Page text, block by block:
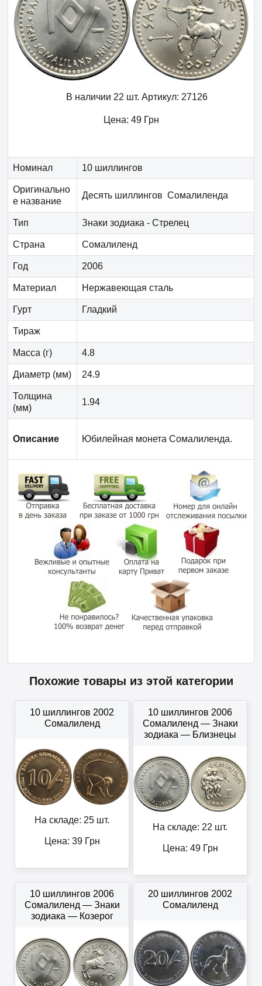
В наличии 22 шт. Артикул: 27126
Цена: 49 Грн
Номинал 10 шиллингов
Оригинально
е название
Десять шиллингов Сомалиленда
Тип Знаки зодиака - Стрелец
Страна Сомалиленд
Год 2006
Материал Нержавеющая сталь
Гурт Гладкий
Тираж
Масса (г) 4.8
Диаметр (мм) 24.9
Толщина
(мм)
1.94
Описание Юбилейная монета Сомалиленда.
Похожие товары из этой категории
10 шиллингов 2002
Сомалиленд
На складе: 25 шт.
Цена: 39Грн
10 шиллингов 2006
Сомалиленд — Знаки
зодиака — Близнецы
На складе: 22 шт.
Цена: 49Грн
10 шиллингов 2006
Сомалиленд — Знаки
зодиака — Козерог
20 шиллингов 2002
Сомалиленд